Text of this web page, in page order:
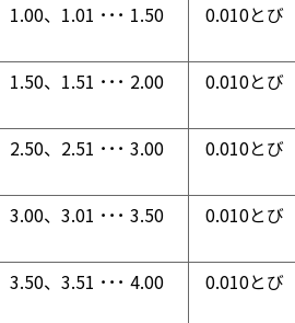
1.00、1.01 ･･･ 1.50 0.010とび
1.50、1.51 ･･･ 2.00 0.010とび
2.50、2.51 ･･･ 3.00 0.010とび
3.00、3.01 ･･･ 3.50 0.010とび
3.50、3.51 ･･･ 4.00 0.010とび